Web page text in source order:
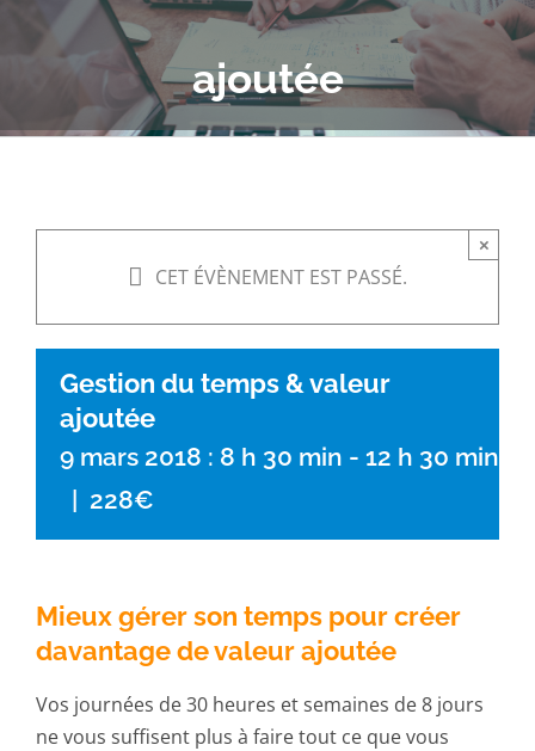
ajoutée
CET ÉVÈNEMENT EST PASSÉ.
×
Gestion du temps & valeur
ajoutée
9 mars 2018 : 8 h 30 min - 12 h 30 min
| 228€
Mieux gérer son temps pour créer
davantage de valeur ajoutée
Vos journées de 30 heures et semaines de 8 jours
ne vous suffisent plus à faire tout ce que vous